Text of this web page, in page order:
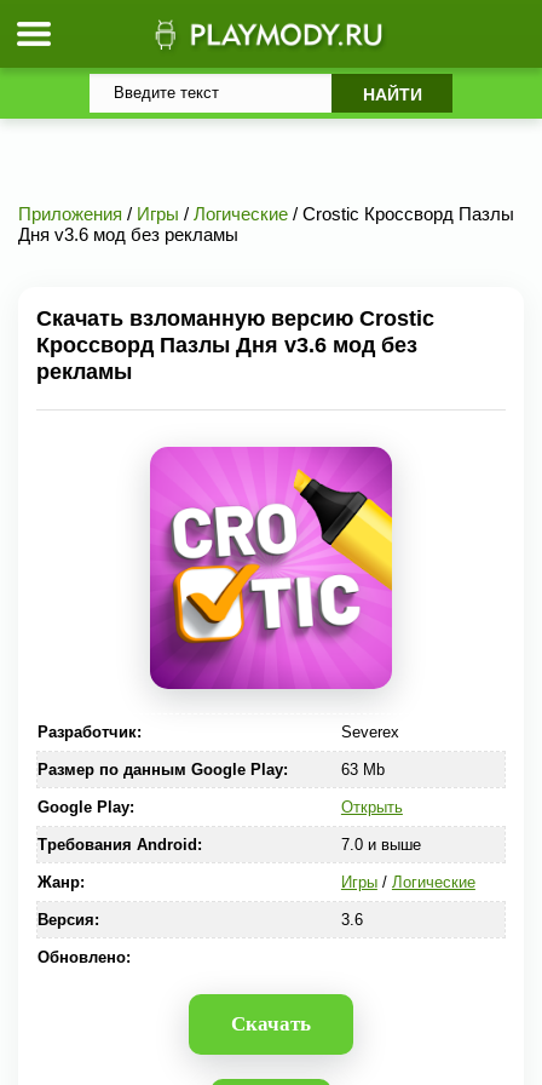
Приложения / Игры / Логические / Crostic Кроссворд Пазлы
Дня v3.6 мод без рекламы
Скачать взломанную версию Crostic
Кроссворд Пазлы Дня v3.6 мод без
рекламы
Разработчик: Severex
Размер по данным Google Play: 63 Mb
Google Play: Открыть
Требования Android: 7.0 и выше
Жанр: Игры/ Логические
Версия: 3.6
Обновлено:
Скачать